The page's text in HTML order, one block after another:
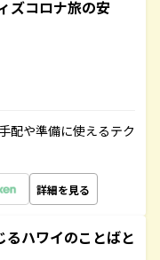
ズコロナ旅の安
配や準備に使えるテク
詳細を見る
るハワイのことばと